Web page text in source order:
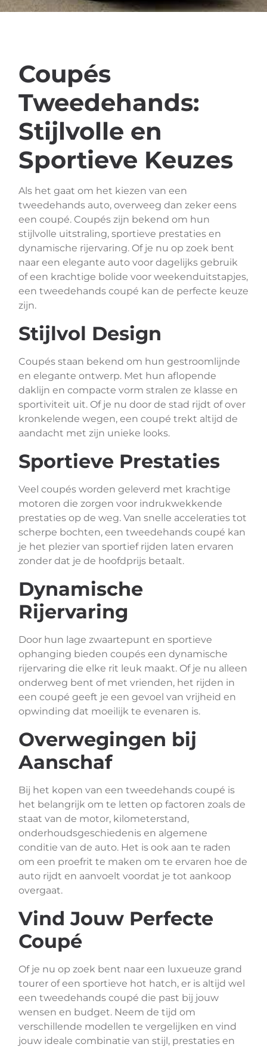
Coupés
Tweedehands:
Stijlvolle en
Sportieve Keuzes
Als het gaat om het kiezen van een
tweedehands auto, overweeg dan zeker eens
een coupé. Coupés zijn bekend om hun
stijlvolle uitstraling, sportieve prestaties en
dynamische rijervaring. Of je nu op zoek bent
naar een elegante auto voor dagelijks gebruik
of een krachtige bolide voor weekenduitstapjes,
een tweedehands coupé kan de perfecte keuze
zijn.
Stijlvol Design
Coupés staan bekend om hun gestroomlijnde
en elegante ontwerp. Met hun aflopende
daklijn en compacte vorm stralen ze klasse en
sportiviteit uit. Of je nu door de stad rijdt of over
kronkelende wegen, een coupé trekt altijd de
aandacht met zijn unieke looks.
Sportieve Prestaties
Veel coupés worden geleverd met krachtige
motoren die zorgen voor indrukwekkende
prestaties op de weg. Van snelle acceleraties tot
scherpe bochten, een tweedehands coupé kan
je het plezier van sportief rijden laten ervaren
zonder dat je de hoofdprijs betaalt.
Dynamische
Rijervaring
Door hun lage zwaartepunt en sportieve
ophanging bieden coupés een dynamische
rijervaring die elke rit leuk maakt. Of je nu alleen
onderweg bent of met vrienden, het rijden in
een coupé geeft je een gevoel van vrijheid en
opwinding dat moeilijk te evenaren is.
Overwegingen bij
Aanschaf
Bij het kopen van een tweedehands coupé is
het belangrijk om te letten op factoren zoals de
staat van de motor, kilometerstand,
onderhoudsgeschiedenis en algemene
conditie van de auto. Het is ook aan te raden
om een proefrit te maken om te ervaren hoe de
auto rijdt en aanvoelt voordat je tot aankoop
overgaat.
Vind Jouw Perfecte
Coupé
Of je nu op zoek bent naar een luxueuze grand
tourer of een sportieve hot hatch, er is altijd wel
een tweedehands coupé die past bij jouw
wensen en budget. Neem de tijd om
verschillende modellen te vergelijken en vind
jouw ideale combinatie van stijl, prestaties en